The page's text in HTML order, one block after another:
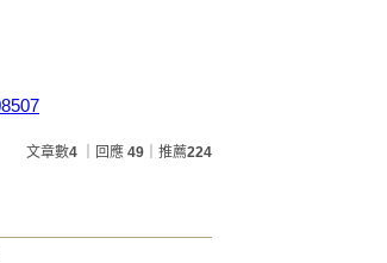
文章數4 ｜回應 49 ｜推薦224